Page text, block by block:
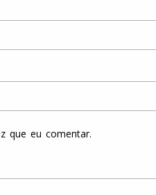
que eu comentar.